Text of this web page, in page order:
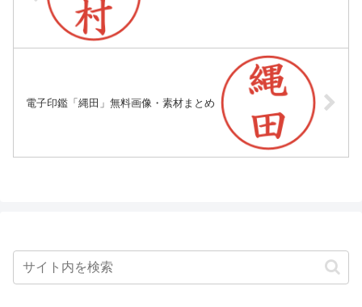
電子印鑑「縄田」無料画像・素材まとめ